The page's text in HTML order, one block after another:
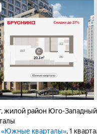
,жилой район Юго-Западный
кварталы», 1